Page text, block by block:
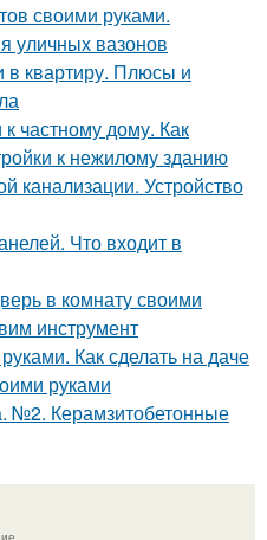
своими руками.
уличных вазонов
в квартиру. Плюсы и
частному дому. Как
к нежилому зданию
канализации. Устройство
Что входит в
в комнату своими
инструмент
Как сделать на даче
руками
№2. Керамзитобетонные